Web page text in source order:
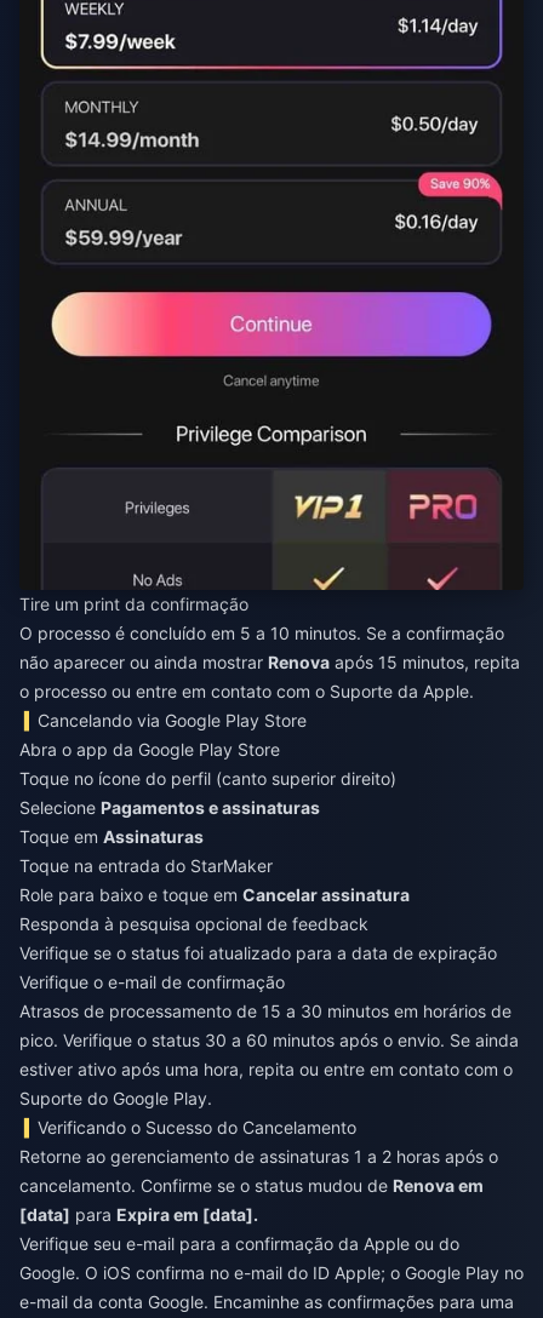
Tire um print da confirmação
O processo é concluído em 5 a 10 minutos. Se a confirmação
não aparecer ou ainda mostrar Renova após 15 minutos, repita
o processo ou entre em contato com o Suporte da Apple.
Cancelando via Google Play Store
Abra o app da Google Play Store
Toque no ícone do perfil (canto superior direito)
Selecione Pagamentos e assinaturas
Toque em Assinaturas
Toque na entrada do StarMaker
Role para baixo e toque em Cancelar assinatura
Responda à pesquisa opcional de feedback
Verifique se o status foi atualizado para a data de expiração
Verifique o e-mail de confirmação
Atrasos de processamento de 15 a 30 minutos em horários de
pico. Verifique o status 30 a 60 minutos após o envio. Se ainda
estiver ativo após uma hora, repita ou entre em contato com o
Suporte do Google Play.
Verificando o Sucesso do Cancelamento
Retorne ao gerenciamento de assinaturas 1 a 2 horas após o
cancelamento. Confirme se o status mudou de Renova em
[data] para Expira em [data].
Verifique seu e-mail para a confirmação da Apple ou do
Google. O iOS confirma no e-mail do ID Apple; o Google Play no
e-mail da conta Google. Encaminhe as confirmações para uma